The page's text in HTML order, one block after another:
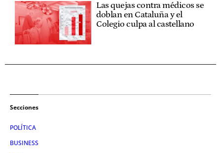
Las quejas contra médicos se
doblan en Cataluña y el
Colegio culpa al castellano
Secciones
POLÍTICA
BUSINESS